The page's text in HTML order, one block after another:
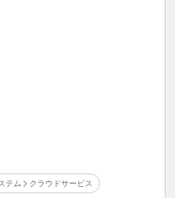
テム クラウドサービス